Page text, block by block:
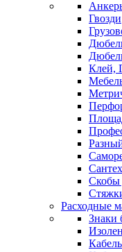
Гвозди
Клей,
Скобы
Расходные
Знаки